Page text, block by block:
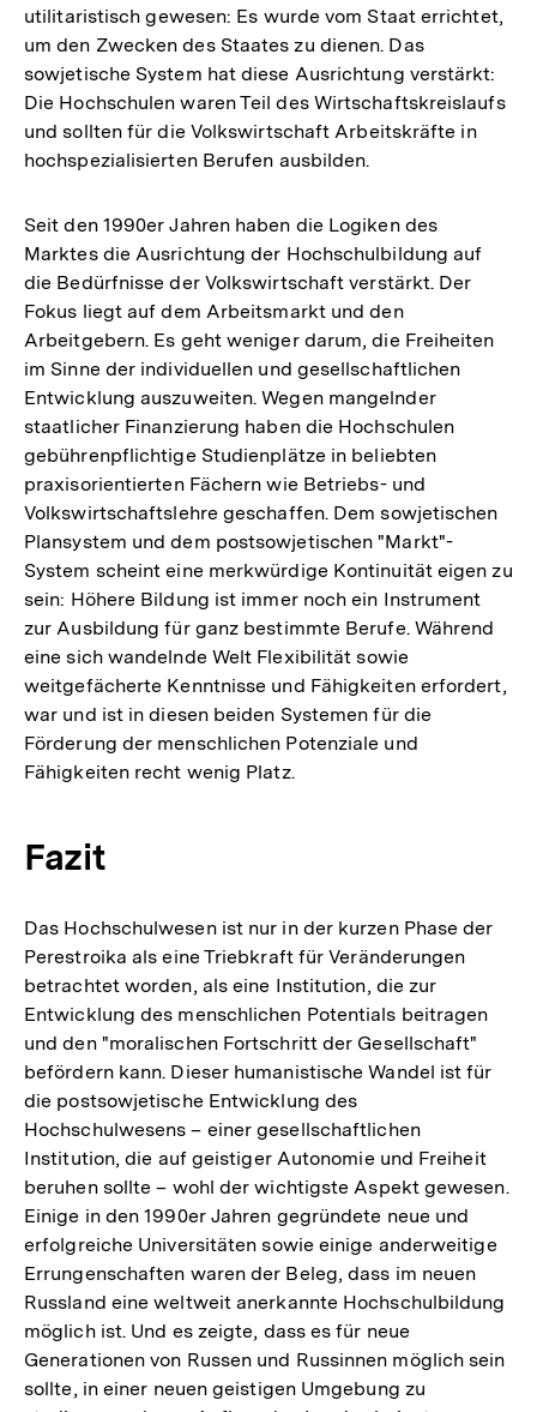
utilitaristisch gewesen: Es wurde vom Staat errichtet,
um den Zwecken des Staates zu dienen. Das
sowjetische System hat diese Ausrichtung verstärkt:
Die Hochschulen waren Teil des Wirtschaftskreislaufs
und sollten für die Volkswirtschaft Arbeitskräfte in
hochspezialisierten Berufen ausbilden.
Seit den 1990er Jahren haben die Logiken des
Marktes die Ausrichtung der Hochschulbildung auf
die Bedürfnisse der Volkswirtschaft verstärkt. Der
Fokus liegt auf dem Arbeitsmarkt und den
Arbeitgebern. Es geht weniger darum, die Freiheiten
im Sinne der individuellen und gesellschaftlichen
Entwicklung auszuweiten. Wegen mangelnder
staatlicher Finanzierung haben die Hochschulen
gebührenpflichtige Studienplätze in beliebten
praxisorientierten Fächern wie Betriebs- und
Volkswirtschaftslehre geschaffen. Dem sowjetischen
Plansystem und dem postsowjetischen "Markt"-
System scheint eine merkwürdige Kontinuität eigen zu
sein: Höhere Bildung ist immer noch ein Instrument
zur Ausbildung für ganz bestimmte Berufe. Während
eine sich wandelnde Welt Flexibilität sowie
weitgefächerte Kenntnisse und Fähigkeiten erfordert,
war und ist in diesen beiden Systemen für die
Förderung der menschlichen Potenziale und
Fähigkeiten recht wenig Platz.
Fazit
Das Hochschulwesen ist nur in der kurzen Phase der
Perestroika als eine Triebkraft für Veränderungen
betrachtet worden, als eine Institution, die zur
Entwicklung des menschlichen Potentials beitragen
und den "moralischen Fortschritt der Gesellschaft"
befördern kann. Dieser humanistische Wandel ist für
die postsowjetische Entwicklung des
Hochschulwesens – einer gesellschaftlichen
Institution, die auf geistiger Autonomie und Freiheit
beruhen sollte – wohl der wichtigste Aspekt gewesen.
Einige in den 1990er Jahren gegründete neue und
erfolgreiche Universitäten sowie einige anderweitige
Errungenschaften waren der Beleg, dass im neuen
Russland eine weltweit anerkannte Hochschulbildung
möglich ist. Und es zeigte, dass es für neue
Generationen von Russen und Russinnen möglich sein
sollte, in einer neuen geistigen Umgebung zu